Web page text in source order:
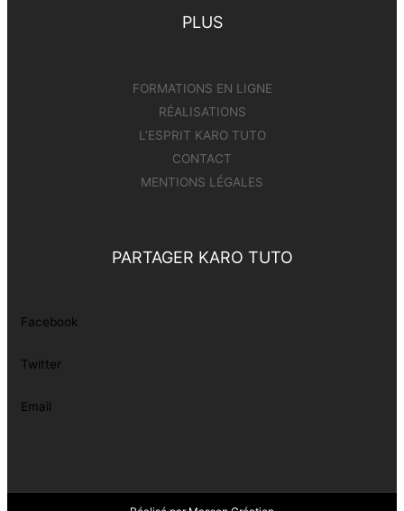
PLUS
FORMATIONS EN LIGNE
RÉALISATIONS
L’ESPRIT KARO TUTO
CONTACT
MENTIONS LÉGALES
PARTAGER KARO TUTO
Facebook
Twitter
Email